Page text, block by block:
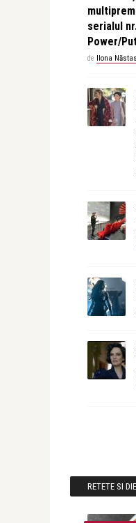
serialul
Power/
de Ilona
RETETE SI